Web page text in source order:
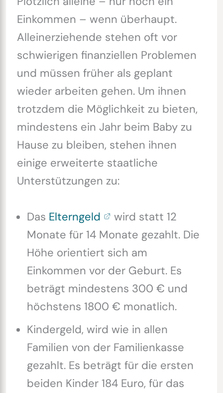
Einkommen – wenn überhaupt.
Alleinerziehende stehen oft vor
schwierigen finanziellen Problemen
und müssen früher als geplant
wieder arbeiten gehen. Um ihnen
trotzdem die Möglichkeit zu bieten,
mindestens ein Jahr beim Baby zu
Hause zu bleiben, stehen ihnen
einige erweiterte staatliche
Unterstützungen zu:
Das Elterngeld
wird statt 12
Monate für 14 Monate gezahlt. Die
Höhe orientiert sich am
Einkommen vor der Geburt. Es
beträgt mindestens 300 € und
höchstens 1800 € monatlich.
Kindergeld, wird wie in allen
Familien von der Familienkasse
gezahlt. Es beträgt für die ersten
beiden Kinder 184 Euro, für das